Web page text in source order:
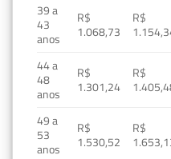
39 a
43
anos
R$
1.068,73
R$
44 a
48
anos
R$
1.301,24
R$
49 a
53
anos
R$
1.530,52
R$